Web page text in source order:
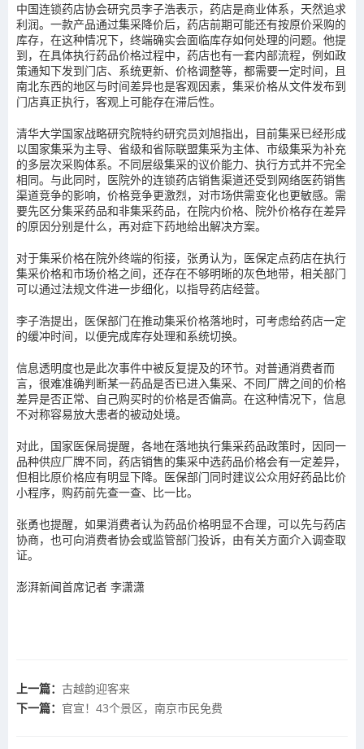
中国连锁药店协会研究员李子浩表示，药店是商业体系，天然追求
利润。一款产品通过集采降价后，药店前期可能还有按原价采购的
库存，在这种情况下，终端确实会面临库存如何处理的问题。他提
到，在具体执行药品价格过程中，药店也有一套内部流程，例如政
策通知下发到门店、系统更新、价格调整等，都需要一定时间，且
南北东西的地区与时间差异也是客观因素，集采价格从文件发布到
门店真正执行，客观上可能存在滞后性。
清华大学国家战略研究院特约研究员刘旭指出，目前集采已经形成
以国家集采为主导、省级和省际联盟集采为主体、市级集采为补充
的多层次采购体系。不同层级集采的议价能力、执行方式并不完全
相同。与此同时，医院外的连锁药店销售渠道还受到网络医药销售
渠道竞争的影响，价格竞争更激烈，对市场供需变化也更敏感。需
要先区分集采药品和非集采药品，在院内价格、院外价格存在差异
的原因分别是什么，再对症下药地给出解决方案。
对于集采价格在院外终端的衔接，张勇认为，医保定点药店在执行
集采价格和市场价格之间，还存在不够明晰的灰色地带，相关部门
可以通过法规文件进一步细化，以指导药店经营。
李子浩提出，医保部门在推动集采价格落地时，可考虑给药店一定
的缓冲时间，以便完成库存处理和系统切换。
信息透明度也是此次事件中被反复提及的环节。对普通消费者而
言，很难准确判断某一药品是否已进入集采、不同厂牌之间的价格
差异是否正常、自己购买时的价格是否偏高。在这种情况下，信息
不对称容易放大患者的被动处境。
对此，国家医保局提醒，各地在落地执行集采药品政策时，因同一
品种供应厂牌不同，药店销售的集采中选药品价格会有一定差异，
但相比原价格应有明显下降。医保部门同时建议公众用好药品比价
小程序，购药前先查一查、比一比。
张勇也提醒，如果消费者认为药品价格明显不合理，可以先与药店
协商，也可向消费者协会或监管部门投诉，由有关方面介入调查取
证。
澎湃新闻首席记者 李潇潇
上一篇： 古越韵迎客来
下一篇： 官宣！43个景区，南京市民免费